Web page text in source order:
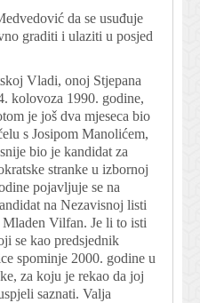
da se usuđuje
graditi i ulaziti u posjed
Vladi, onoj Stjepana
kolovoza 1990. godine,
je još dva mjeseca bio
s Josipom Manolićem,
bio je kandidat za
stranke u izbornoj
pojavljuje se na
na Nezavisnoj listi
Vilfan. Je li to isti
se kao predsjednik
spominje 2000. godine u
za koju je rekao da joj
saznati. Valja